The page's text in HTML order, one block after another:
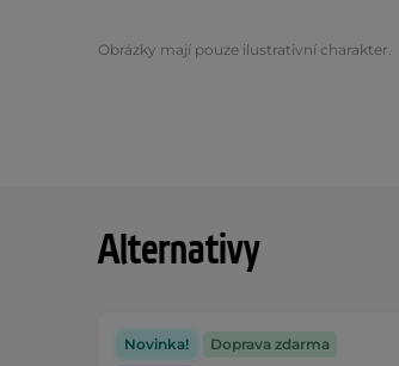
Alternativy
Novinka!
Doprava zdarma
Obrázky mají pouze ilustrativní charakter.